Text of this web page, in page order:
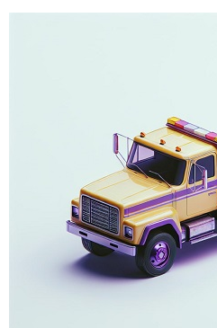
Эвакуатор-манипулятор:
манипуляторы специально
выполнения разнообразных
можем эвакуировать как
внедорожники, мотоциклы и
Это позволяет нам
универсальность в